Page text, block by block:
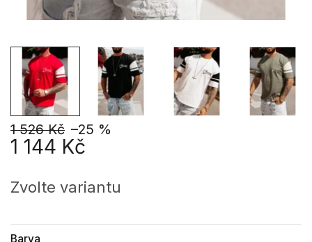
1 526 Kč –25 %
1 144 Kč
cena:
Zvolte variantu
Barva